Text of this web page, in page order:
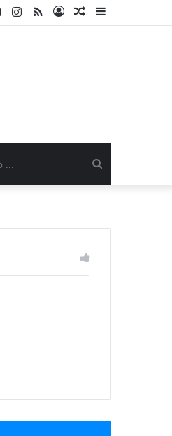
Kenar
Rastgele
Kayıt
RSS
Instagram
YouTube